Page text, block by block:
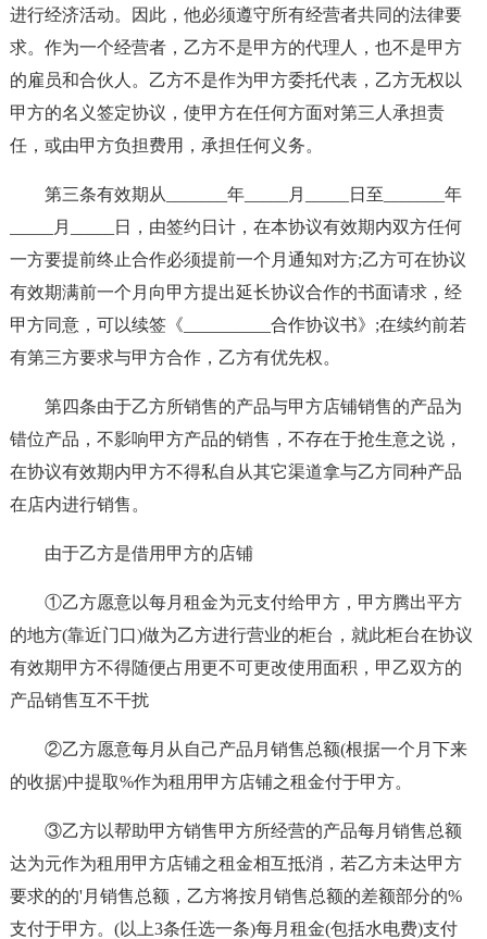
进行经济活动。因此，他必须遵守所有经营者共同的法律要
求。作为一个经营者，乙方不是甲方的代理人，也不是甲方
的雇员和合伙人。乙方不是作为甲方委托代表，乙方无权以
甲方的名义签定协议，使甲方在任何方面对第三人承担责
任，或由甲方负担费用，承担任何义务。
第三条有效期从_______年_____月_____日至_______年
_____月_____日，由签约日计，在本协议有效期内双方任何
一方要提前终止合作必须提前一个月通知对方;乙方可在协议
有效期满前一个月向甲方提出延长协议合作的书面请求，经
甲方同意，可以续签《__________合作协议书》;在续约前若
有第三方要求与甲方合作，乙方有优先权。
第四条由于乙方所销售的产品与甲方店铺销售的产品为
错位产品，不影响甲方产品的销售，不存在于抢生意之说，
在协议有效期内甲方不得私自从其它渠道拿与乙方同种产品
在店内进行销售。
由于乙方是借用甲方的店铺
①乙方愿意以每月租金为元支付给甲方，甲方腾出平方
的地方(靠近门口)做为乙方进行营业的柜台，就此柜台在协议
有效期甲方不得随便占用更不可更改使用面积，甲乙双方的
产品销售互不干扰
②乙方愿意每月从自己产品月销售总额(根据一个月下来
的收据)中提取%作为租用甲方店铺之租金付于甲方。
③乙方以帮助甲方销售甲方所经营的产品每月销售总额
达为元作为租用甲方店铺之租金相互抵消，若乙方未达甲方
要求的的'月销售总额，乙方将按月销售总额的差额部分的%
支付于甲方。(以上3条任选一条)每月租金(包括水电费)支付